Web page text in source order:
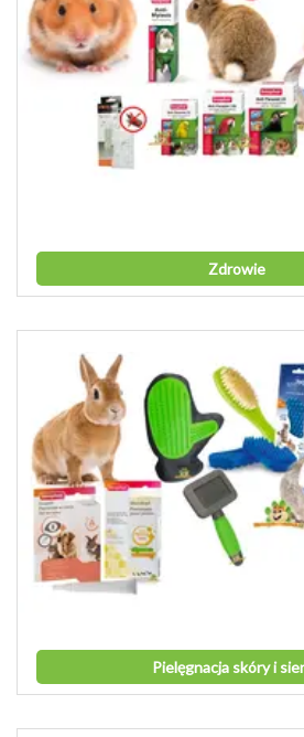
Zdrowie
Pielęgnacja skóry i